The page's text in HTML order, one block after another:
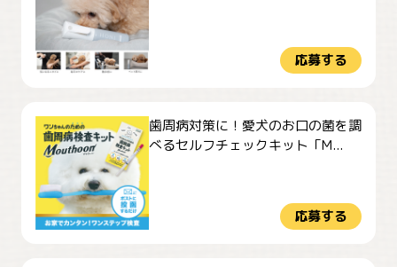
応募する
歯周病対策に！愛犬のお口の菌を調
べるセルフチェックキット「M...
応募する